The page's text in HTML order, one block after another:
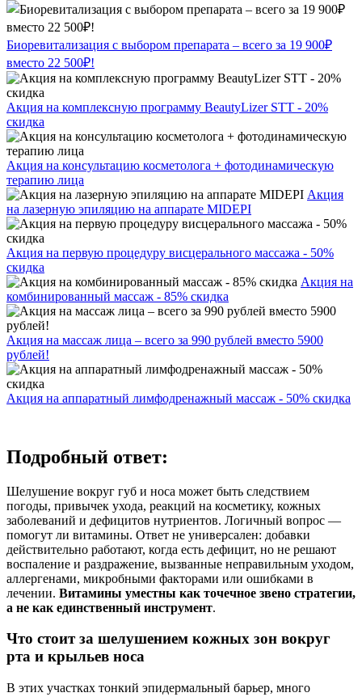
Биоревитализация с выбором препарата – всего за 19 900₽
вместо 22 500₽!
Акция на комплексную программу BeautyLizer STT - 20%
скидка
Акция на консультацию косметолога + фотодинамическую
терапию лица
Акция
на лазерную эпиляцию на аппарате MIDEPI
Акция на первую процедуру висцерального массажа - 50%
скидка
Акция на
комбинированный массаж - 85% скидка
Акция на массаж лица – всего за 990 рублей вместо 5900
рублей!
Акция на аппаратный лимфодренажный массаж - 50% скидка
Подробный ответ:
Шелушение вокруг губ и носа может быть следствием
погоды, привычек ухода, реакций на косметику, кожных
заболеваний и дефицитов нутриентов. Логичный вопрос —
помогут ли витамины. Ответ не универсален: добавки
действительно работают, когда есть дефицит, но не решают
воспаление и раздражение, вызванные неправильным уходом,
аллергенами, микробными факторами или ошибками в
лечении. Витамины уместны как точечное звено стратегии,
а не как единственный инструмент.
Что стоит за шелушением кожных зон вокруг
рта и крыльев носа
В этих участках тонкий эпидермальный барьер, много